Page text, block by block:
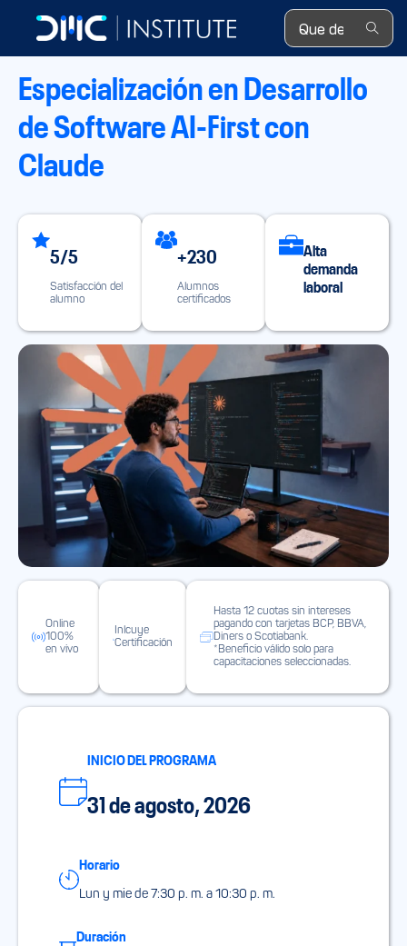
Search ...
Especialización en Desarrollo
de Software AI-First con
Claude
5/5
Satisfacción del
alumno
+230
Alumnos
certificados
Alta
demanda
laboral
Online
100%
en vivo
Inlcuye
Certificación
Hasta 12 cuotas sin intereses
pagando con tarjetas BCP, BBVA,
Diners o Scotiabank.
*Beneficio válido solo para
capacitaciones seleccionadas.
INICIO DEL PROGRAMA
31 de agosto, 2026
Horario
Lun y mie de 7:30 p. m. a 10:30 p. m.
Duración